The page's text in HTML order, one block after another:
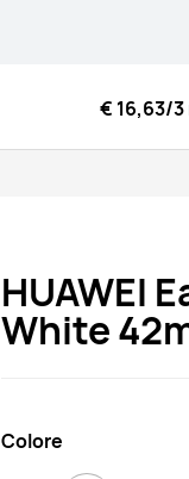
€ 16,63/3
HUAWEI
White
Colore